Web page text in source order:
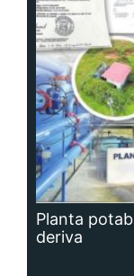
Planta
deriva